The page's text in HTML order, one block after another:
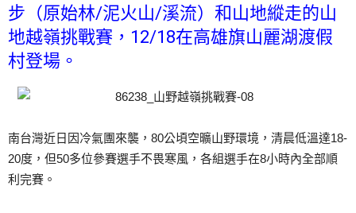
步（原始林/泥火山/溪流）和山地縱走的山
地越嶺挑戰賽，12/18在高雄旗山麗湖渡假
村登場。
南台灣近日因冷氣團來襲，80公頃空曠山野環境，清晨低溫達18-
20度，但50多位參賽選手不畏寒風，各組選手在8小時內全部順
利完賽。